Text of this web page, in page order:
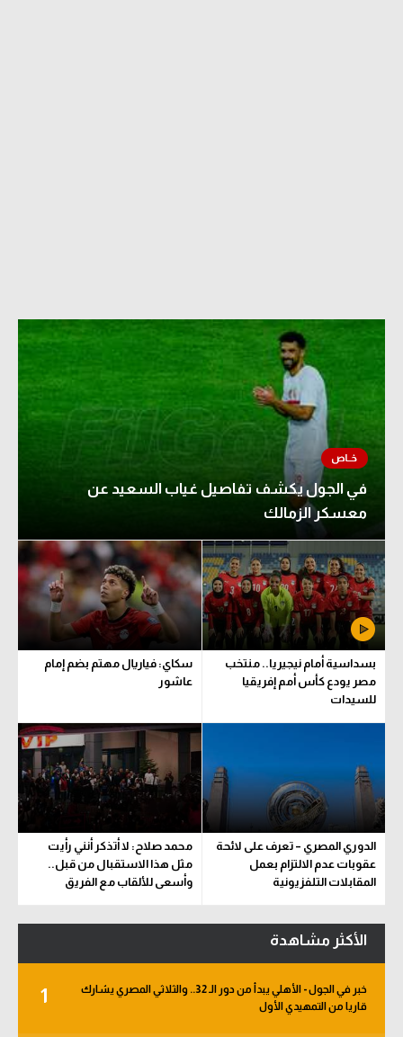
في الجول يكشف تفاصيل غياب السعيد عن
معسكر الزمالك
بسداسية أمام نيجيريا.. منتخب
مصر يودع كأس أمم إفريقيا
للسيدات
سكاي: فياريال مهتم بضم إمام
عاشور
الدوري المصري – تعرف على لائحة
عقوبات عدم الالتزام بعمل
المقابلات التلفزيونية
محمد صلاح: لا أتذكر أنني رأيت
مثل هذا الاستقبال من قبل..
وأسعى للألقاب مع الفريق
الأكثر مشاهدة
1
خبر في الجول - الأهلي يبدأ من دور الـ 32.. والثلاثي المصري يشارك
قاريا من التمهيدي الأول